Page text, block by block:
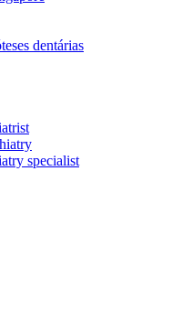
dentárias
specialist